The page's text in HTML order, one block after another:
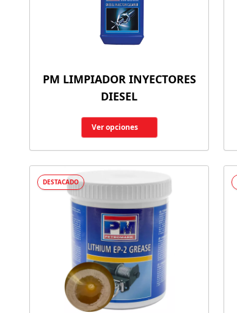
PM LIMPIADOR INYECTORES
DIESEL
Ver opciones
DESTACADO